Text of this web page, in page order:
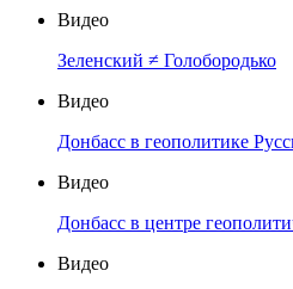
Видео
Зеленский ≠ Голобородько
Видео
Донбасс в геополитике
Видео
Донбасс в центре
Видео